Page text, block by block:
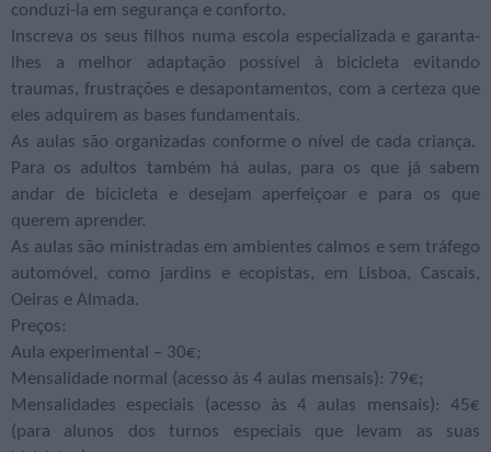
conduzi-la em segurança e conforto.
Inscreva os seus filhos numa escola especializada e garanta-
lhes a melhor adaptação possível à bicicleta evitando
traumas, frustrações e desapontamentos, com a certeza que
eles adquirem as bases fundamentais.
As aulas são organizadas conforme o nível de cada criança.
Para os adultos também há aulas, para os que já sabem
andar de bicicleta e desejam aperfeiçoar e para os que
querem aprender.
As aulas são ministradas em ambientes calmos e sem tráfego
automóvel, como jardins e ecopistas, em Lisboa, Cascais,
Oeiras e Almada.
Preços:
Aula experimental – 30€;
Mensalidade normal (acesso às 4 aulas mensais): 79€;
Mensalidades especiais (acesso às 4 aulas mensais): 45€
(para alunos dos turnos especiais que levam as suas